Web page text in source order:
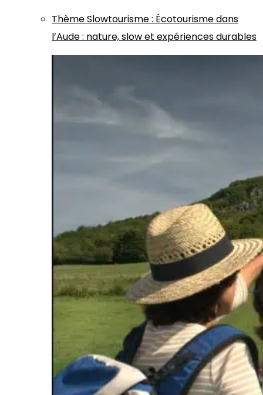
ThèmeSlowtourisme: Écotourisme dans
l’Aude : nature, slow et expériences durables